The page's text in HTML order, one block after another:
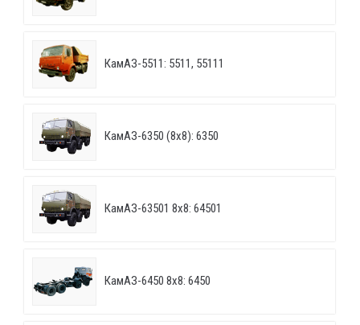
КамАЗ-5511: 5511, 55111
КамАЗ-6350 (8х8): 6350
КамАЗ-63501 8х8: 64501
КамАЗ-6450 8х8: 6450